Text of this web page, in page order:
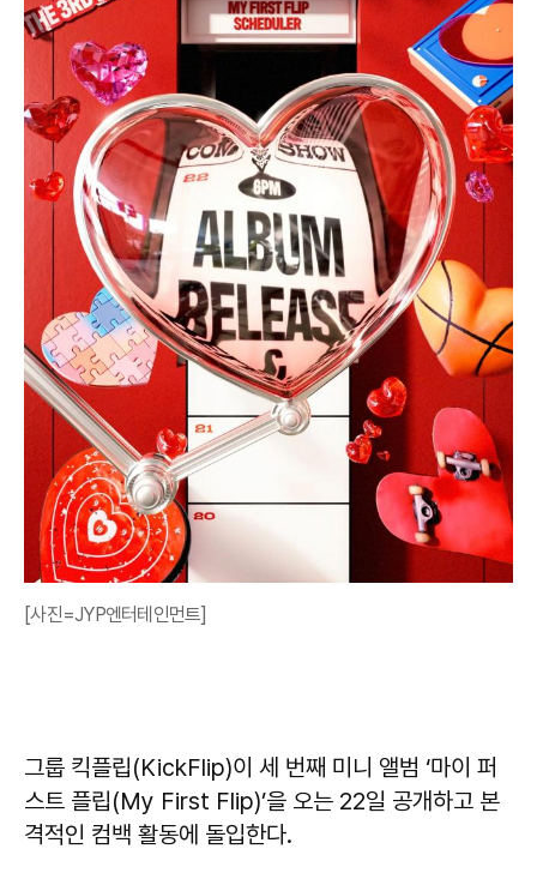
[사진=JYP엔터테인먼트]
그룹 킥플립(KickFlip)이 세 번째 미니 앨범 ‘마이 퍼
스트 플립(My First Flip)’을 오는 22일 공개하고 본
격적인 컴백 활동에 돌입한다.